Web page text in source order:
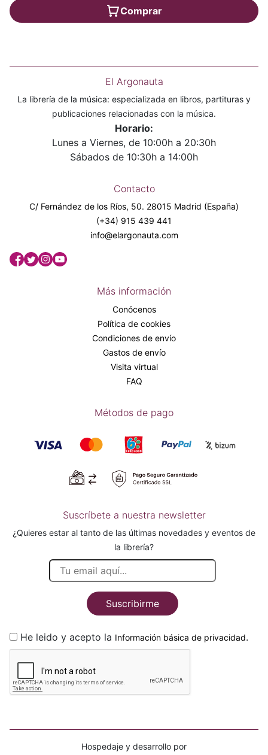
Comprar
El Argonauta
La librería de la música: especializada en libros, partituras y
publicaciones relacionadas con la música.
Horario:
Lunes a Viernes, de 10:00h a 20:30h
Sábados de 10:30h a 14:00h
Contacto
C/ Fernández de los Ríos, 50. 28015 Madrid (España)
(+34) 915 439 441
info@elargonauta.com
Más información
Conócenos
Política de cookies
Condiciones de envío
Gastos de envío
Visita virtual
FAQ
Métodos de pago
Suscríbete a nuestra newsletter
¿Quieres estar al tanto de las últimas novedades y eventos de
la librería?
Suscribirme
He leido y acepto la Información básica de privacidad.
Hospedaje y desarrollo por